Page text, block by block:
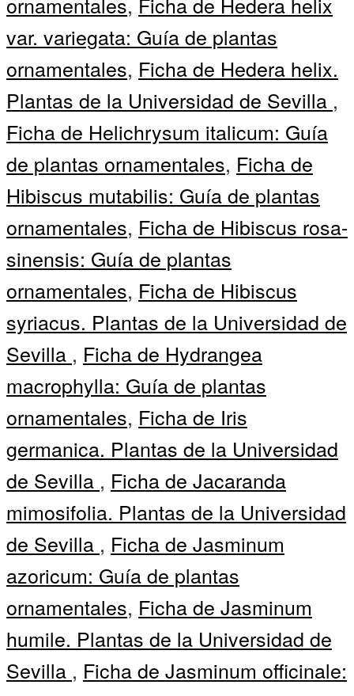
var. variegata: Guía de plantas
ornamentales, Ficha de Hedera helix.
Plantas de la Universidad de Sevilla ,
Ficha de Helichrysum italicum: Guía
de plantas ornamentales, Ficha de
Hibiscus mutabilis: Guía de plantas
ornamentales, Ficha de Hibiscus rosa-
sinensis: Guía de plantas
ornamentales, Ficha de Hibiscus
syriacus. Plantas de la Universidad de
Sevilla , Ficha de Hydrangea
macrophylla: Guía de plantas
ornamentales, Ficha de Iris
germanica. Plantas de la Universidad
de Sevilla , Ficha de Jacaranda
mimosifolia. Plantas de la Universidad
de Sevilla , Ficha de Jasminum
azoricum: Guía de plantas
ornamentales, Ficha de Jasminum
humile. Plantas de la Universidad de
Sevilla , Ficha de Jasminum officinale: